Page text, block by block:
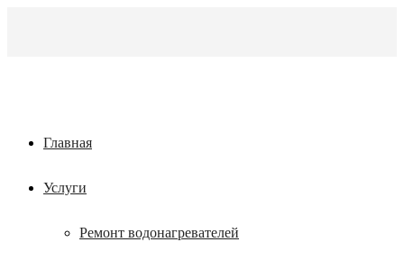
Главная
Услуги
Ремонт водонагревателей